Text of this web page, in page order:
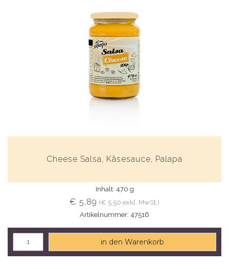
Cheese Salsa, Käsesauce, Palapa
Inhalt: 470 g
€ 5,89 (€ 5,50 exkl. MwSt.)
Artikelnummer: 47516
in den Warenkorb